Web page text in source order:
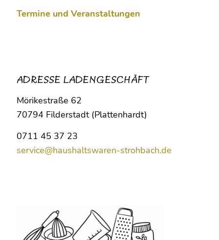
Termine und Veranstaltungen
ADRESSE LADENGESCHÄFT
Mörikestraße 62
70794 Filderstadt (Plattenhardt)
0711 45 37 23
service@haushaltswaren-strohbach.de